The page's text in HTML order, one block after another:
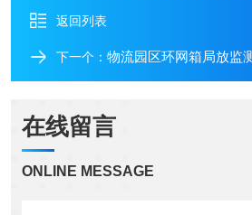
返回列表
下一个： 物流园区环网箱局放监
在线留言
ONLINE MESSAGE